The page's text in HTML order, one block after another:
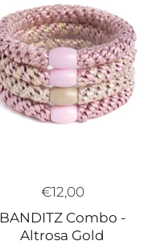
€12,00
BANDITZ Combo -
Altrosa Gold